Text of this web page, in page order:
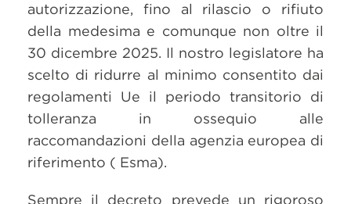
autorizzazione, fino al rilascio o rifiuto
della medesima e comunque non oltre il
30 dicembre 2025. Il nostro legislatore ha
scelto di ridurre al minimo consentito dai
regolamenti Ue il periodo transitorio di
tolleranza in ossequio alle
raccomandazioni della agenzia europea di
riferimento ( Esma).
Sempre il decreto prevede un rigoroso